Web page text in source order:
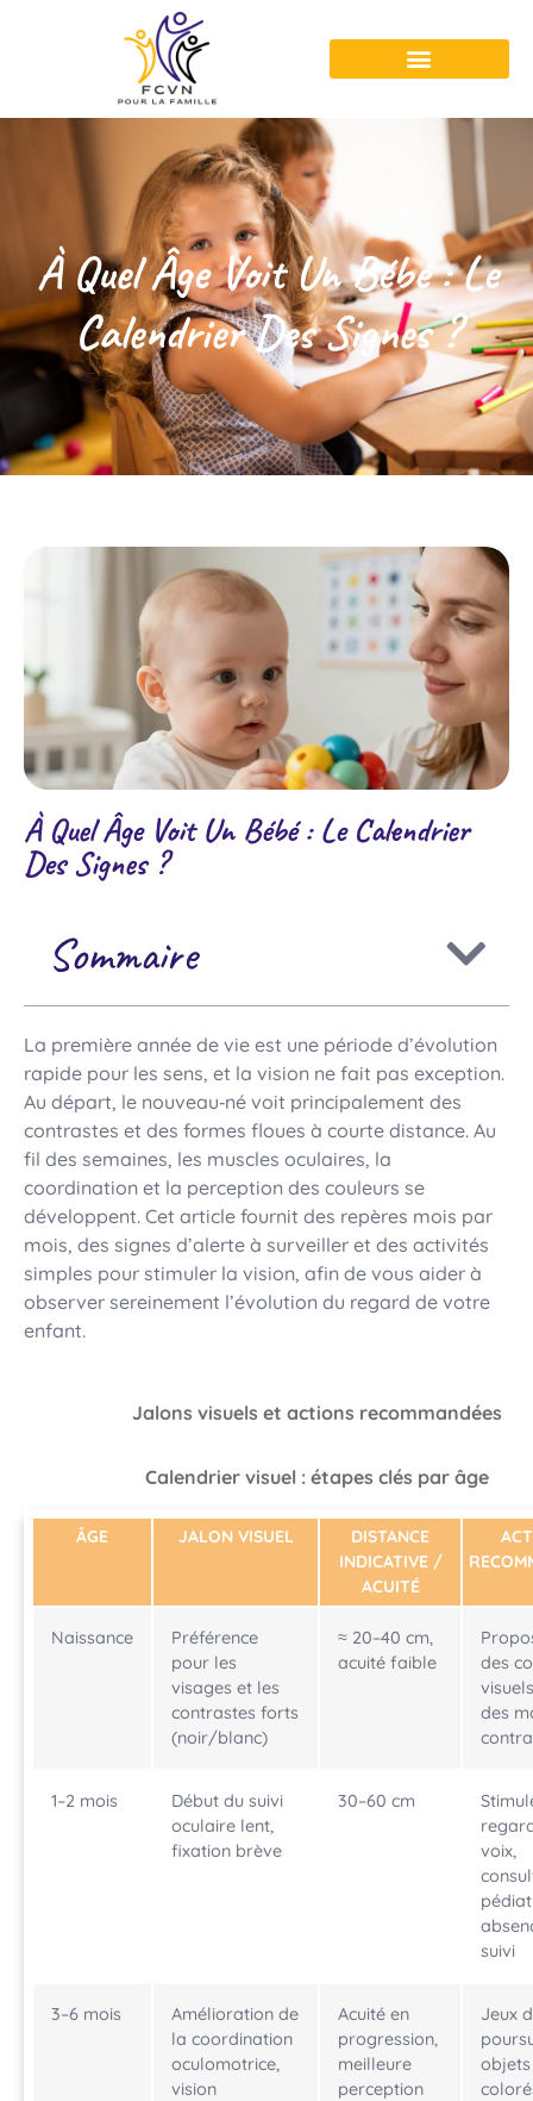
À Quel Âge Voit Un Bébé : Le
Calendrier Des Signes ?
À Quel Âge Voit Un Bébé : Le Calendrier
Des Signes ?
Sommaire
La première année de vie est une période d’évolution
rapide pour les sens, et la vision ne fait pas exception.
Au départ, le nouveau‑né voit principalement des
contrastes et des formes floues à courte distance. Au
fil des semaines, les muscles oculaires, la
coordination et la perception des couleurs se
développent. Cet article fournit des repères mois par
mois, des signes d’alerte à surveiller et des activités
simples pour stimuler la vision, afin de vous aider à
observer sereinement l’évolution du regard de votre
enfant.
Calendrier visuel : étapes clés par âge
Jalons visuels et actions recommandées
ÂGE JALON VISUEL
DISTANCE
INDICATIVE /
ACUITÉ
Naissance
Préférence
pour les
visages et les
contrastes forts
(noir/blanc)
≈ 20–40 cm,
acuité faible
des
des
1–2 mois
Début du suivi
oculaire lent,
fixation brève
30–60 cm
voix,
suivi
3–6 mois
Amélioration de
la coordination
oculomotrice,
vision
Acuité en
progression,
meilleure
perception
Jeux
objets